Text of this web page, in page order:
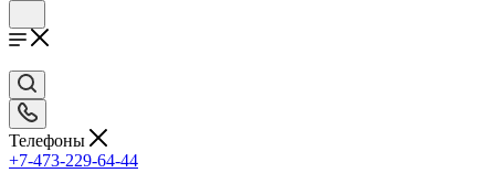
Телефоны
+7-473-229-64-44